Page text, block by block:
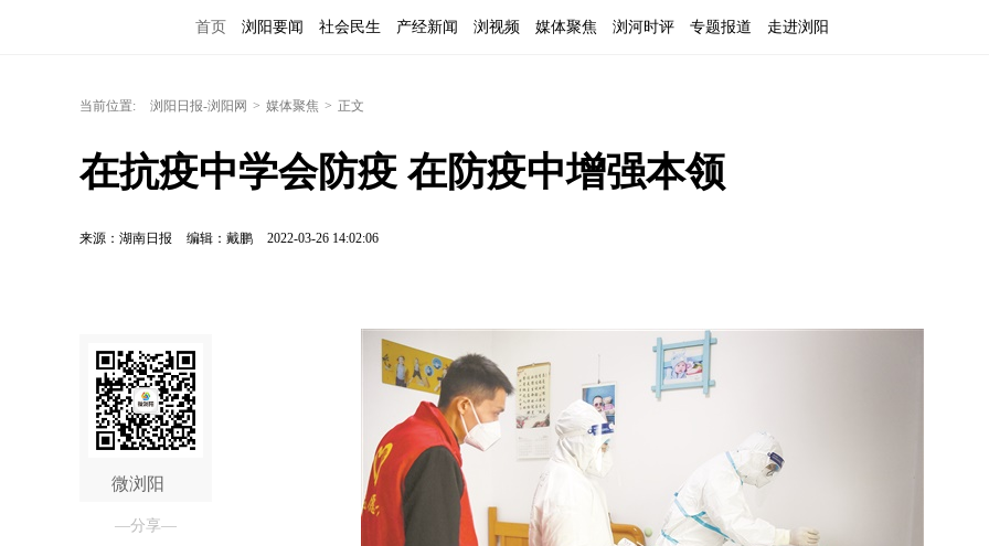
首页 浏阳要闻 社会民生 产经新闻 浏视频 媒体聚焦 浏河时评 专题报道 走进浏阳
当前位置: 浏阳日报-浏阳网 > 媒体聚焦 > 正文
在抗疫中学会防疫 在防疫中增强本领
来源：湖南日报 编辑：戴鹏 2022-03-26 14:02:06
微浏阳
—分享—